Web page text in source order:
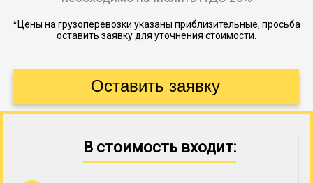
*Цены на грузоперевозки указаны приблизительные, просьба
оставить заявку для уточнения стоимости.
В стоимость входит: